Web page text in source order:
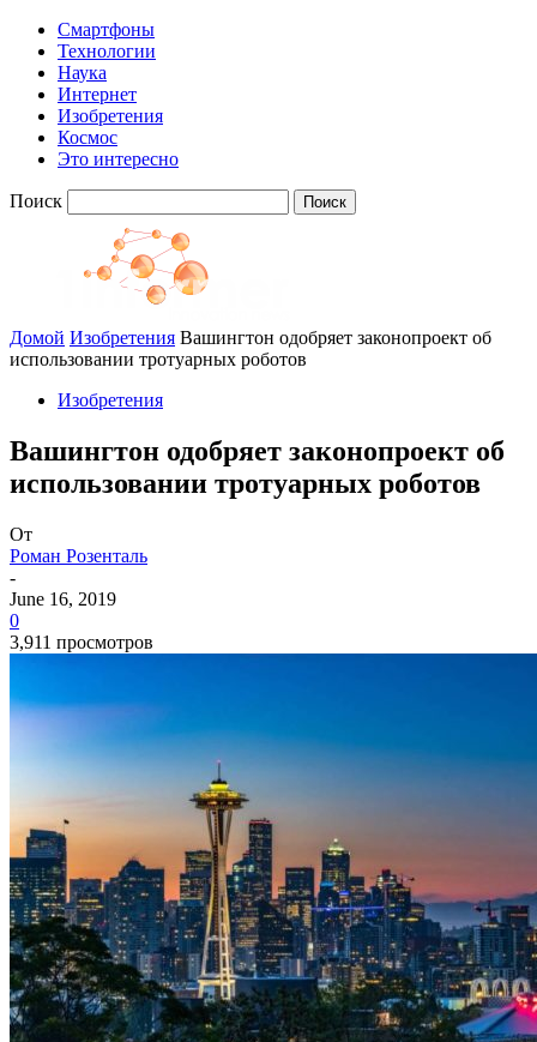
Смартфоны
Технологии
Наука
Интернет
Изобретения
Космос
Это интересно
Поиск
Домой Изобретения Вашингтон одобряет законопроект об
использовании тротуарных роботов
Изобретения
Вашингтон одобряет законопроект об
использовании тротуарных роботов
От
Роман Розенталь
-
June 16, 2019
0
3,911 просмотров